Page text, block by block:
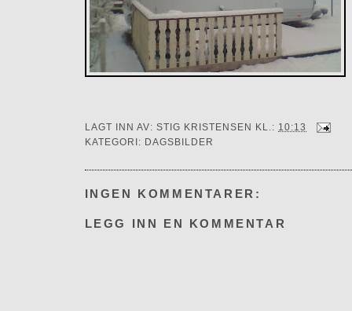
LAGT INN AV: STIG KRISTENSEN KL.: 10:13
KATEGORI: DAGSBILDER
INGEN KOMMENTARER:
LEGG INN EN KOMMENTAR